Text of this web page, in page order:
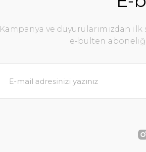
Kampanya ve duyurularımızdan
e-bülten